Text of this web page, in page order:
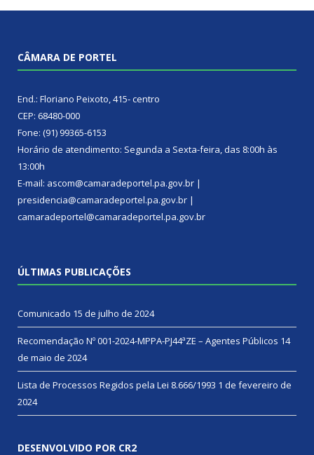
CÂMARA DE PORTEL
End.: Floriano Peixoto, 415- centro
CEP: 68480-000
Fone: (91) 99365-6153
Horário de atendimento: Segunda a Sexta-feira, das 8:00h às
13:00h
E-mail: ascom@camaradeportel.pa.gov.br |
presidencia@camaradeportel.pa.gov.br |
camaradeportel@camaradeportel.pa.gov.br
ÚLTIMAS PUBLICAÇÕES
Comunicado 15 de julho de 2024
Recomendação Nº 001-2024-MPPA-PJ44ªZE – Agentes Públicos 14
de maio de 2024
Lista de Processos Regidos pela Lei 8.666/1993 1 de fevereiro de
2024
DESENVOLVIDO POR CR2